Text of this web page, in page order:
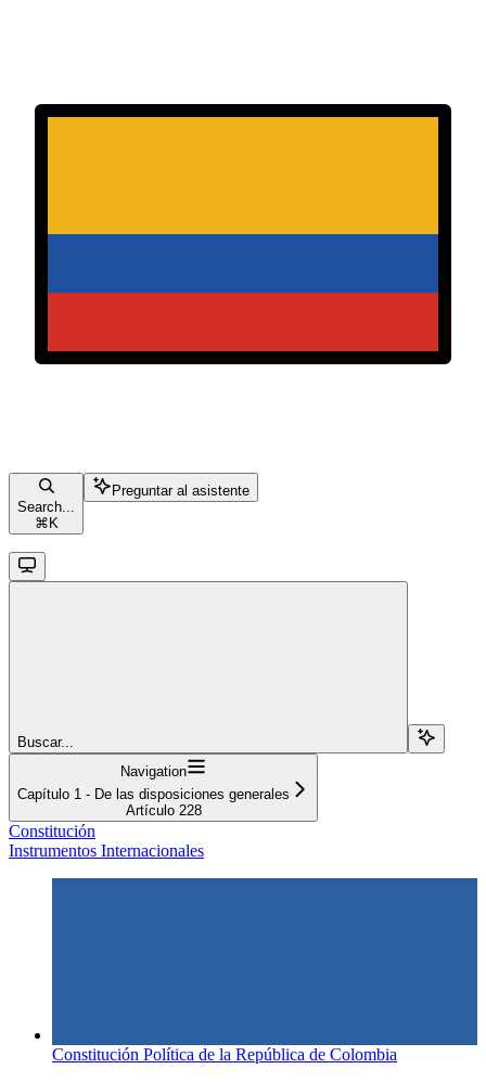
Search...
⌘ K
Preguntar al asistente
Buscar...
Navigation
Capítulo 1 - De las disposiciones generales
Artículo 228
Constitución
Instrumentos Internacionales
Constitución Política de la República de Colombia